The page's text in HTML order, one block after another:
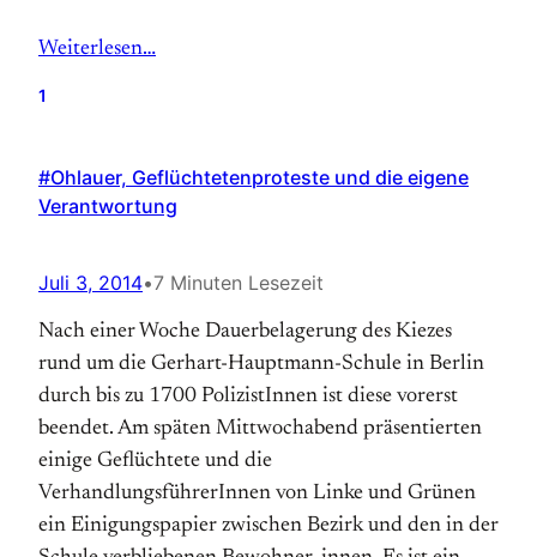
Weiterlesen…
1
#Ohlauer, Geflüchtetenproteste und die eigene
Verantwortung
Juli 3, 2014•7 Minuten Lesezeit
Nach einer Woche Dauerbelagerung des Kiezes
rund um die Gerhart-Hauptmann-Schule in Berlin
durch bis zu 1700 PolizistInnen ist diese vorerst
beendet. Am späten Mittwochabend präsentierten
einige Geflüchtete und die
VerhandlungsführerInnen von Linke und Grünen
ein Einigungspapier zwischen Bezirk und den in der